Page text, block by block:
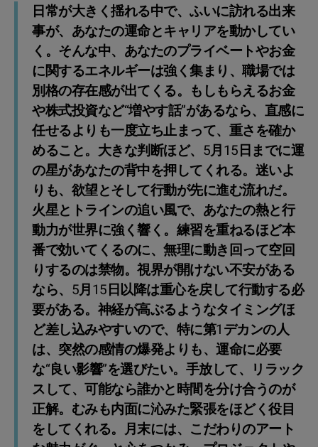
日常が大きく揺れる中で、ふいに訪れる出来
事が、あなたの運命とキャリアを動かしてい
く。そんな中、あなたのプライベートやお金
に関するエネルギーは強く集まり、職場では
別格の存在感が出てくる。もしもらえるお金
や株式投資など“増やす話”があるなら、直感に
任せるよりも一度立ち止まって、重さを確か
めること。大きな判断ほど、5月15日までに運
の星があなたの背中を押してくれる。迷いよ
りも、欲望とそして行動が先に進む流れだ。
火星とトラインの追い風で、あなたの熱と行
動力が世界に強く響く。練習を重ねるほど本
番で効いてくるのに、無理に動き回って空回
りするのは禁物。視界が開けない不安がある
なら、5月15日以降は重心を戻して行動する必
要がある。神経が高ぶるようなタイミングほ
ど差し込みやすいので、特に第1デカンの人
は、突然の感情の爆発よりも、運命に必要
な“良い影響”を選びたい。手放して、リラック
スして、可能なら誰かと時間を分け合うのが
正解。むみも内面に沁みた緊張をほどく役目
をしてくれる。月末には、こだわりのアート